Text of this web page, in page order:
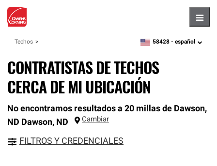
Techos zipcode,language
58428 - español
CONTRATISTAS DE TECHOS
CERCA DE MI UBICACIÓN
No encontramos resultados a 20 millas de Dawson,
ND Dawson, ND Cambiar
FILTROS Y CREDENCIALES